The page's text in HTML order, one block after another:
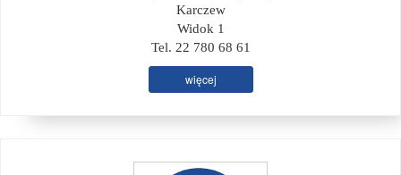
Karczew
Widok 1
Tel. 22 780 68 61
więcej